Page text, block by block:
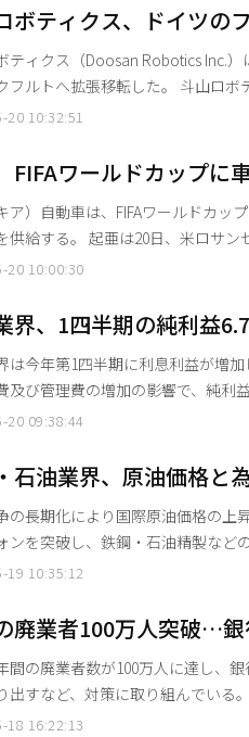
最大1万マイル、東南アジア・日
ボティクス、ドイツの
移転
ティクス（Doosan Robotics Inc.
移転した。 斗山ロボティクスは20日、ドイツ・フランクフルトに欧
開所式を開催したと明らかにした
は2024年にドイツ、フランス、オ
SI）企業やディーラーとパートナ
20 10:32:51
FIFAワールドカップ
ナーとしてのスポーツ
ア）自動車は、FIFAワールドカッ
サンゼルス・スタジアムで車両引き渡し式を行っ
11日（現地時間）から7月19日まで
ーティジ、K4、ニロ、ソネットな
車両を軸に、未来志向のモビリテ
20 10:00:30
界、1四半期の純利益
の評価損失に3.9%減少
は今年第1四半期に利息利益が増
管理費の増加の影響で、純利益が約4%減少した
2026年第1四半期の国内銀行営業
ウォンで、1.6％（1000億ウォン）増加し
銀行は0.6％（200億ウォン）減少
20 09:38:44
石油業界、原油価格と
の長期化により国際原油価格の上
ンを突破し、鉄鋼・石油精製などの重
と、1400ウォンを超えて1500ウォ
、5月も高為替の流れが続いてい
の2月26日には1バレルあたり
19 10:35:12
廃業者100万人突破…
けコンサルティング実
間の廃業者数が100万人に達し、
、対策に取り組んでいる。 チョ・ヨンビョン銀行連合会長は18日、ソウ
銀行会館で開催された『銀行業界
18 16:22:13